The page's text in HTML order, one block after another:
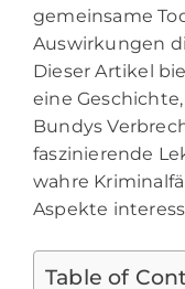
gemeinsame
Auswirkungen
Dieser Artikel
eine
Bundys
faszinierende
wahre
Aspekte
Table of